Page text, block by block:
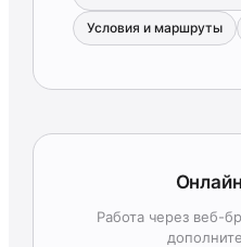
Условия и маршруты
Работа через веб-